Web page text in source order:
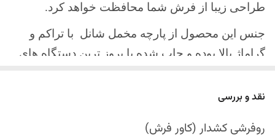
طراحی زیبا از فرش شما محافظت خواهد کرد.
جنس این محصول از پارچه مخمل شانل با تراکم و
گراماژ بالا بوده و چاپ شده با بروز ترین دستگاه های
چهار گوشه این محصول با کش باکیفیت دوخته‌شده
نقد و بررسی
روفرشی کشدار (کاور فرش)